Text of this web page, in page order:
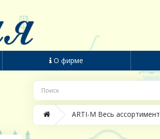
О фирме
ARTI-M Весь ассортимент